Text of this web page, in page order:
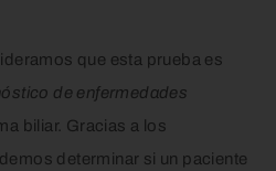
que esta prueba es
de enfermedades
biliar. Gracias a los
determinar si un paciente